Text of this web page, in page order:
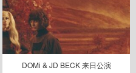
DOMi & JD BECK 来日公演